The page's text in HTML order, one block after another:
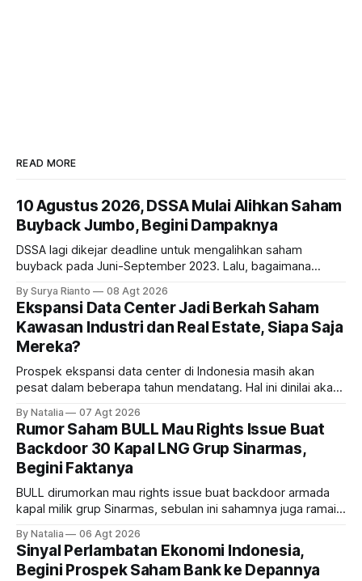
READ MORE
10 Agustus 2026, DSSA Mulai Alihkan Saham
Buyback Jumbo, Begini Dampaknya
DSSA lagi dikejar deadline untuk mengalihkan saham
buyback pada Juni-September 2023. Lalu, bagaimana
By Surya Rianto 08 Agt 2026
Ekspansi Data Center Jadi Berkah Saham
Kawasan Industri dan Real Estate, Siapa Saja
Mereka?
Prospek ekspansi data center di Indonesia masih akan
pesat dalam beberapa tahun mendatang. Hal ini dinilai akan
estate, ada siapa saja mereka?
By Natalia 07 Agt 2026
Rumor Saham BULL Mau Rights Issue Buat
Backdoor 30 Kapal LNG Grup Sinarmas,
Begini Faktanya
BULL dirumorkan mau rights issue buat backdoor armada
kapal milik grup Sinarmas, sebulan ini sahamnya juga ramai
masih menarik dilirik?
By Natalia 06 Agt 2026
Sinyal Perlambatan Ekonomi Indonesia,
Begini Prospek Saham Bank ke Depannya